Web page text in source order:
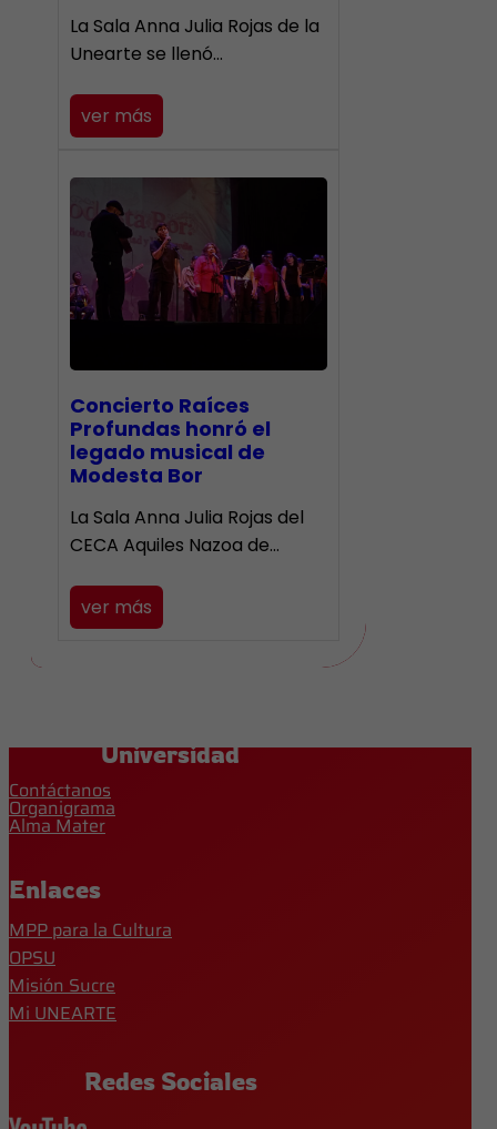
​La Sala Anna Julia Rojas de la
Unearte se llenó…
ver más
​Concierto Raíces
Profundas honró el
legado musical de
Modesta Bor
La Sala Anna Julia Rojas del
CECA Aquiles Nazoa de…
ver más
Universidad
Contáctanos
Organigrama
Alma Mater
Enlaces
MPP para la Cultura
OPSU
Misión Sucre
Mi UNEARTE
Redes Sociales